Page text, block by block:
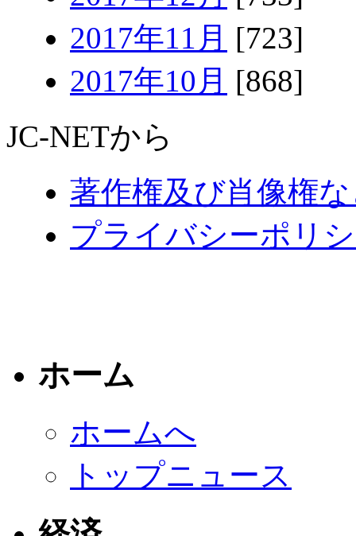
2017年11月 [723]
2017年10月 [868]
JC-NETから
著作権及び肖像権
プライバシーポリ
ホーム
ホームへ
トップニュース